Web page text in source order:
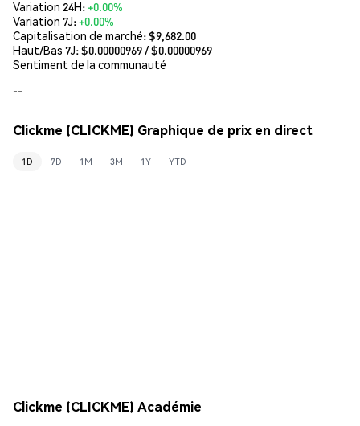
Variation 24H:+0.00%
Variation 7J:+0.00%
Capitalisation de marché:$9,682.00
Haut/Bas 7J: $0.00000969/ $0.00000969
Sentiment de la communauté
--
Clickme (CLICKME) Graphique de prix en direct
1D 7D 1M 3M 1Y YTD
Clickme (CLICKME) Académie